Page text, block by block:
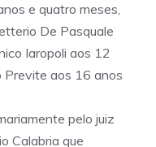
e quatro meses,
De Pasquale
Iaropoli aos 12
Previte aos 16 anos
pelo juiz
Calabria que